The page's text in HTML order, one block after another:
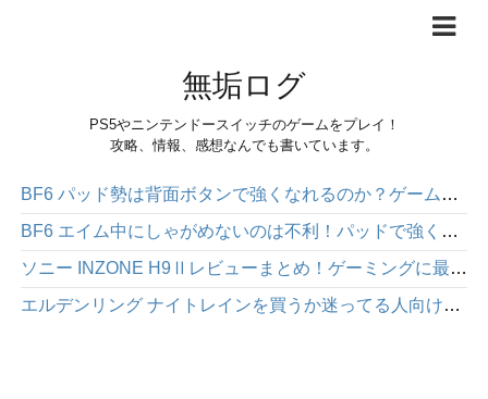
無垢ログ
PS5やニンテンドースイッチのゲームをプレイ！
攻略、情報、感想なんでも書いています。
BF6 パッド勢は背面ボタンで強くなれるのか？ゲームパッド「HEXGAMING PHANTOM」感想レビュー
BF6 エイム中にしゃがめないのは不利！パッドで強くなりたいなら背面ボタンを使った方が絶対にいい
ソニー INZONE H9Ⅱレビューまとめ！ゲーミングに最適な高性能ワイヤレスヘッドホン
エルデンリング ナイトレインを買うか迷ってる人向け｜面白さや注意点を正直にレビュー